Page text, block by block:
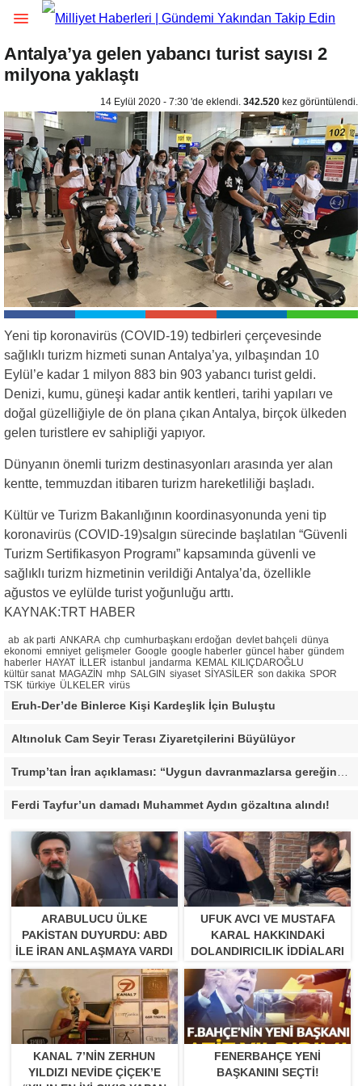
Antalya’ya gelen yabancı turist sayısı 2
milyona yaklaştı
14 Eylül 2020 - 7:30 'de eklendi. 342.520 kez görüntülendi.
Yeni tip koronavirüs (COVID-19) tedbirleri çerçevesinde
sağlıklı turizm hizmeti sunan Antalya’ya, yılbaşından 10
Eylül’e kadar 1 milyon 883 bin 903 yabancı turist geldi.
Denizi, kumu, güneşi kadar antik kentleri, tarihi yapıları ve
doğal güzelliğiyle de ön plana çıkan Antalya, birçok ülkeden
gelen turistlere ev sahipliği yapıyor.
Dünyanın önemli turizm destinasyonları arasında yer alan
kentte, temmuzdan itibaren turizm hareketliliği başladı.
Kültür ve Turizm Bakanlığının koordinasyonunda yeni tip
koronavirüs (COVID-19)salgın sürecinde başlatılan “Güvenli
Turizm Sertifikasyon Programı” kapsamında güvenli ve
sağlıklı turizm hizmetinin verildiği Antalya’da, özellikle
ağustos ve eylülde turist yoğunluğu arttı.
KAYNAK:TRT HABER
ab ak parti ANKARA chp cumhurbaşkanı erdoğan devlet bahçeli dünya
ekonomi emniyet gelişmeler Google google haberler güncel haber gündem
haberler HAYAT İLLER istanbul jandarma KEMAL KILIÇDAROĞLU
kültür sanat MAGAZİN mhp SALGIN siyaset SİYASİLER son dakika SPOR
TSK türkiye ÜLKELER virüs
Eruh-Der’de Binlerce Kişi Kardeşlik İçin Buluştu
Altınoluk Cam Seyir Terası Ziyaretçilerini Büyülüyor
Ferdi Tayfur’un damadı Muhammet Aydın gözaltına alındı!
ARABULUCU ÜLKE
PAKISTAN DUYURDU: ABD
ILE İRAN ANLAŞMAYA VARDI
UFUK AVCI VE MUSTAFA
KARAL HAKKINDAKI
DOLANDIRICILIK İDDIALARI
BÜYÜYOR
KANAL 7’NİN ZERHUN
YILDIZI NEVİDE ÇİÇEK’E
FENERBAHÇE YENI
BAŞKANINI SEÇTI!